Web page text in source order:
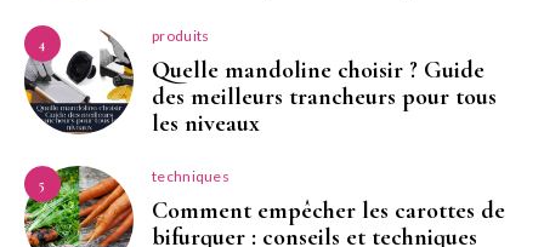
4 produits
Quelle mandoline choisir ? Guide
des meilleurs trancheurs pour tous
les niveaux
5 techniques
Comment empêcher les carottes de
bifurquer : conseils et techniques